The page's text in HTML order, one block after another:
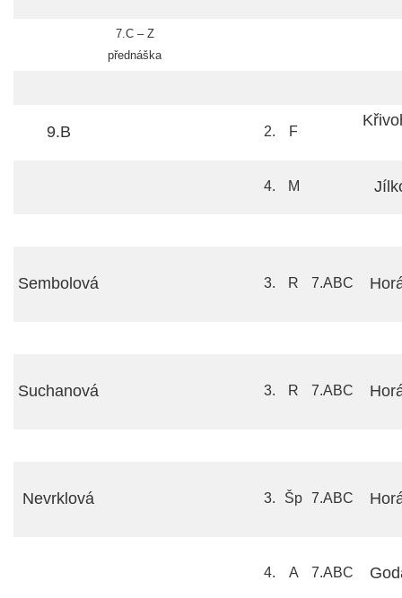
7.C – Z
přednáška
9.B 2. F
4. M
Sembolová 3. R 7.ABC
Suchanová 3. R 7.ABC
Nevrklová 3. Šp 7.ABC
4. A 7.ABC